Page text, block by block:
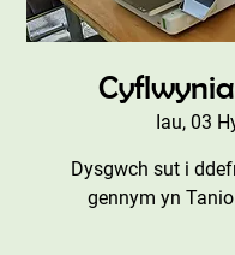
Iau, 03
Dysgwch sut i
gennym yn